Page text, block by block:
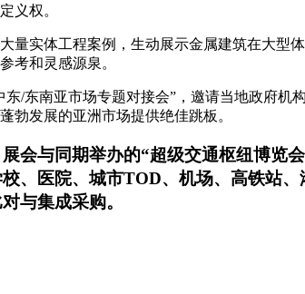
义权。
量实体工程案例，生动展示金属建筑在大型
考和灵感源泉。
东/东南亚市场专题对接会”，邀请当地政府机
勃发展的亚洲市场提供绝佳跳板 。
展会与同期举办的“超级交通枢纽博览会
、医院、城市TOD、 机场、高铁站
与集成采购。